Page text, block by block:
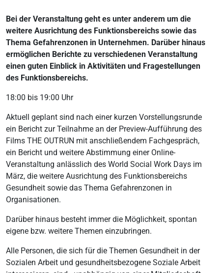
Bei der Veranstaltung geht es unter anderem um die
weitere Ausrichtung des Funktionsbereichs sowie das
Thema Gefahrenzonen in Unternehmen. Darüber hinaus
ermöglichen Berichte zu verschiedenen Veranstaltung
einen guten Einblick in Aktivitäten und Fragestellungen
des Funktionsbereichs.
18:00 bis 19:00 Uhr
Aktuell geplant sind nach einer kurzen Vorstellungsrunde
ein Bericht zur Teilnahme an der Preview-Aufführung des
Films THE OUTRUN mit anschließendem Fachgespräch,
ein Bericht und weitere Abstimmung einer Online-
Veranstaltung anlässlich des World Social Work Days im
März, die weitere Ausrichtung des Funktionsbereichs
Gesundheit sowie das Thema Gefahrenzonen in
Organisationen.
Darüber hinaus besteht immer die Möglichkeit, spontan
eigene bzw. weitere Themen einzubringen.
Alle Personen, die sich für die Themen Gesundheit in der
Sozialen Arbeit und gesundheitsbezogene Soziale Arbeit